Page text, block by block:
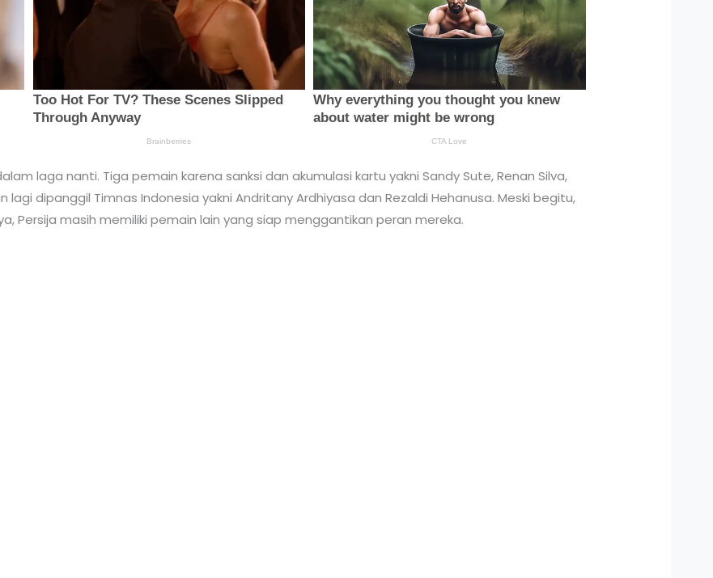
laga nanti. Tiga pemain karena sanksi dan akumulasi kartu yakni Sandy Sute, Renan Silva,
dipanggil Timnas Indonesia yakni Andritany Ardhiyasa dan Rezaldi Hehanusa. Meski begitu,
Persija masih memiliki pemain lain yang siap menggantikan peran mereka.